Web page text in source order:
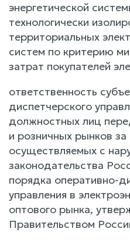
энергетической
технологически
территориальных
систем по критерию
затрат покупателей
ответственность
диспетчерского
должностных лиц
и розничных рынков
осуществляемых с
законодательства
порядка оперативно-
управления в
оптового рынка,
Правительством